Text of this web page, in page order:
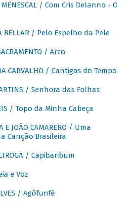
MENESCAL / Com Cris Delanno - O
BELLAR / Pelo Espelho da Pele
/ Arco
CARVALHO / Cantigas do Tempo
/ Senhora das Folhas
/ Topo da Minha Cabeça
E JOÃO CAMARERO / Uma
Canção Brasileira
/ Capibaribum
e Voz
/ Agôfunfè